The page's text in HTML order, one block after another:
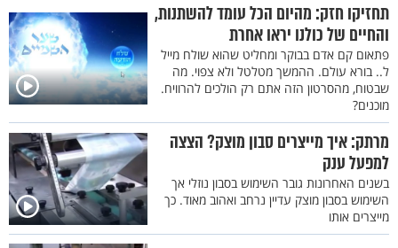
תחזיקו חזק: מהיום הכל עומד להשתנות,
והחיים של כולנו יראו אחרת
פתאום קם אדם בבוקר ומחליט שהוא שולח מייל
ל.. בורא עולם. ההמשך מטלטל ולא צפוי. מה
שבטוח, מהסרטון הזה אתם רק הולכים להרוויח.
מוכנים?
מרתק: איך מייצרים סבון מוצק? הצצה
למפעל ענק
בשנים האחרונות גובר השימוש בסבון נוזלי אך
השימוש בסבון מוצק עדיין נרחב ואהוב מאוד. כך
מייצרים אותו